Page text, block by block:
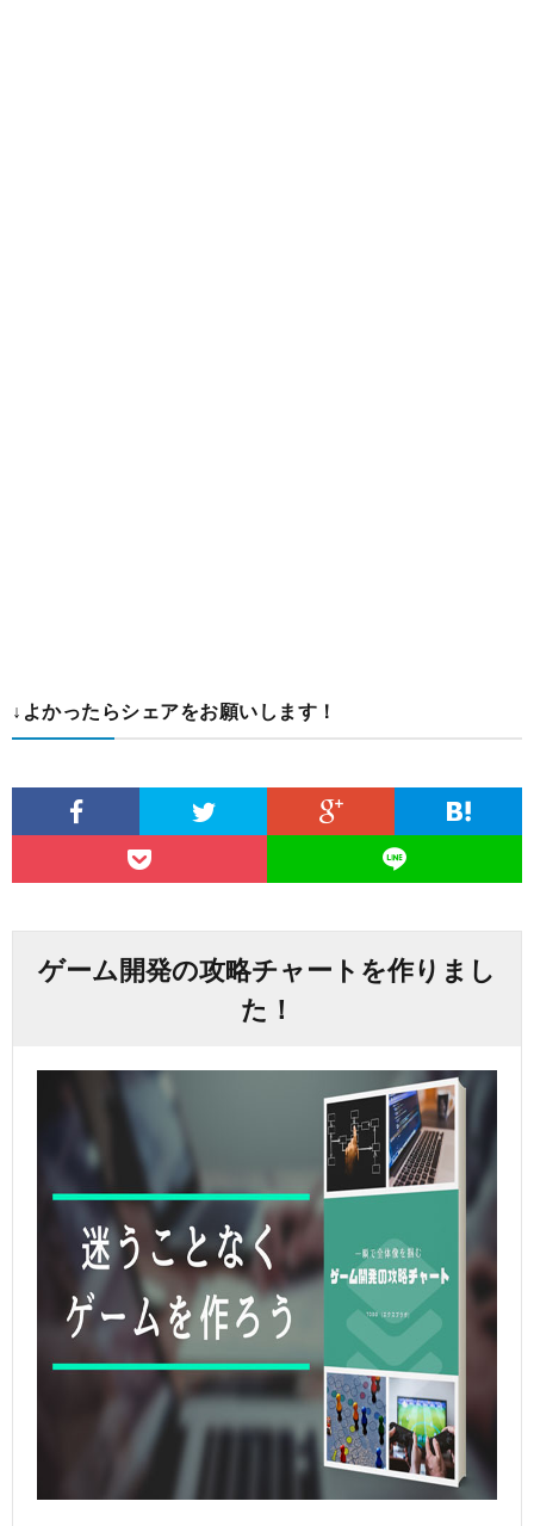
↓よかったらシェアをお願いします！
ゲーム開発の攻略チャートを作りまし
た！